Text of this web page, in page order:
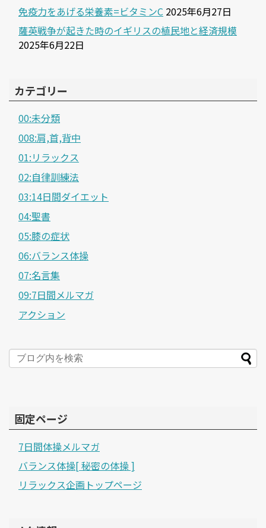
免疫力をあげる栄養素=ビタミンC 2025年6月27日
薩英戦争が起きた時のイギリスの植民地と経済規模
2025年6月22日
カテゴリー
00:未分類
008:肩,首,背中
01:リラックス
02:自律訓練法
03:14日間ダイエット
04:聖書
05:膝の症状
06:バランス体操
07:名言集
09:7日間メルマガ
アクション
固定ページ
7日間体操メルマガ
バランス体操[ 秘密の体操 ]
リラックス企画トップページ